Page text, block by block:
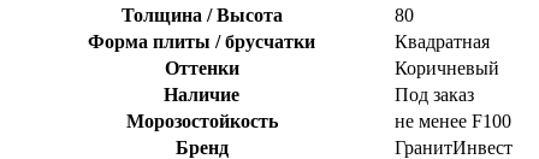
Толщина / Высота
80
Форма плиты / брусчатки
Квадратная
Оттенки
Коричневый
Наличие
Под заказ
Морозостойкость
не менее F100
Бренд
ГранитИнвест